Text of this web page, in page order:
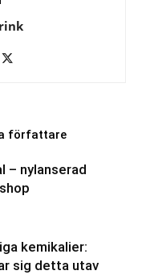
författare
– nylanserad
kemikalier:
sig detta utav